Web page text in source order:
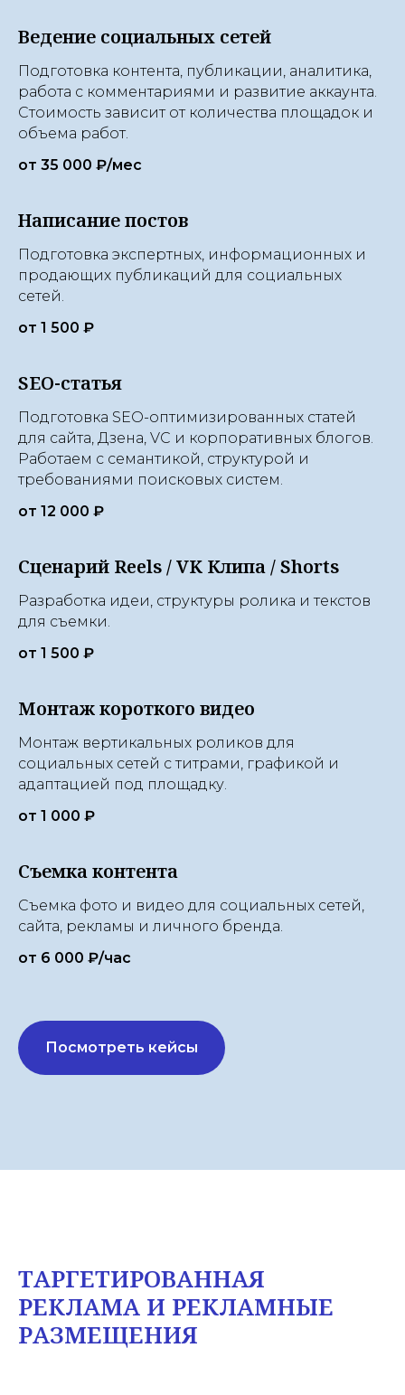
Ведение социальных сетей
Подготовка контента, публикации, аналитика,
работа с комментариями и развитие аккаунта.
Стоимость зависит от количества площадок и
объема работ.
от 35 000 ₽/мес
Написание постов
Подготовка экспертных, информационных и
продающих публикаций для социальных
сетей.
от 1 500 ₽
SEO-статья
Подготовка SEO-оптимизированных статей
для сайта, Дзена, VC и корпоративных блогов.
Работаем с семантикой, структурой и
требованиями поисковых систем.
от 12 000 ₽
Сценарий Reels / VK Клипа / Shorts
Разработка идеи, структуры ролика и текстов
для съемки.
от 1 500 ₽
Монтаж короткого видео
Монтаж вертикальных роликов для
социальных сетей с титрами, графикой и
адаптацией под площадку.
от 1 000 ₽
Съемка контента
Съемка фото и видео для социальных сетей,
сайта, рекламы и личного бренда.
от 6 000 ₽/час
Посмотреть кейсы
ТАРГЕТИРОВАННАЯ
РЕКЛАМА И РЕКЛАМНЫЕ
РАЗМЕЩЕНИЯ